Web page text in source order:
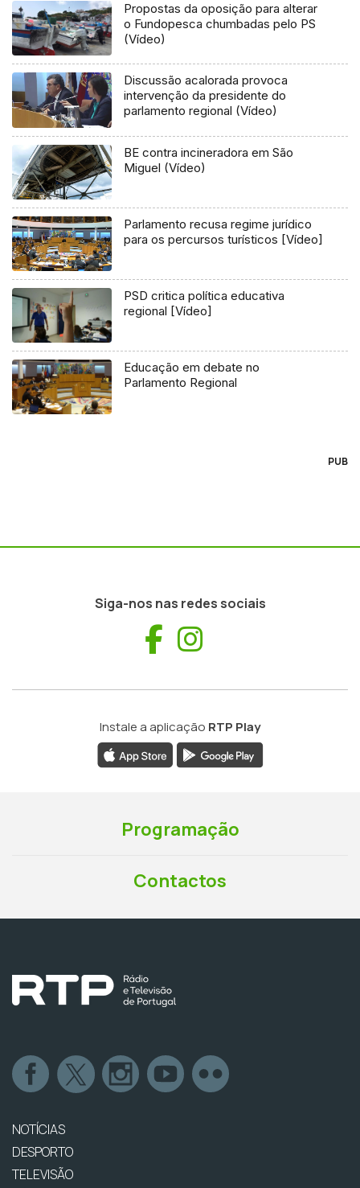
Propostas da oposição para alterar
o Fundopesca chumbadas pelo PS
(Vídeo)
Discussão acalorada provoca
intervenção da presidente do
parlamento regional (Vídeo)
BE contra incineradora em São
Miguel (Vídeo)
Parlamento recusa regime jurídico
para os percursos turísticos [Vídeo]
PSD critica política educativa
regional [Vídeo]
Educação em debate no
Parlamento Regional
PUB
Siga-nos nas redes sociais
Facebook
Instale a aplicação RTP Play
Programação
Contactos
NOTÍCIAS
DESPORTO
TELEVISÃO